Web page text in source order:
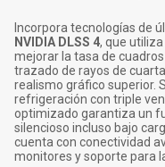
Incorpora tecnologías de
NVIDIA DLSS 4, que
mejorar la tasa de cuadros
trazado de rayos de
realismo gráfico superior.
refrigeración con triple
optimizado garantiza un
silencioso incluso bajo
cuenta con conectividad
monitores y soporte para